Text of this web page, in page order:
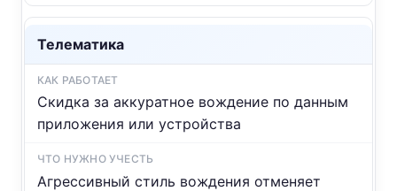
Телематика
Скидка за аккуратное вождение по данным
приложения или устройства
Агрессивный стиль вождения отменяет